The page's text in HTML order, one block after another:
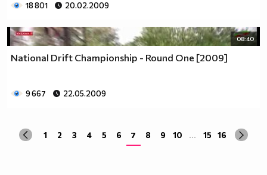
18 801 20.02.2009
08:40
National Drift Championship - Round One [2009]
9 667 22.05.2009
1 2 3 4 5 6 7 8 9 10 ... 15 16